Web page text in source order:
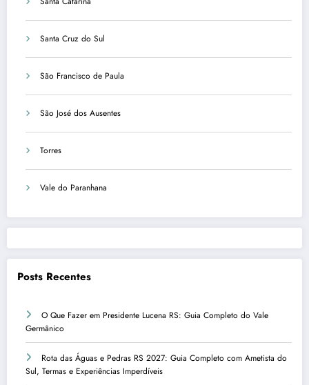
Santa Cruz do Sul
São Francisco de Paula
São José dos Ausentes
Torres
Vale do Paranhana
Posts Recentes
O Que Fazer em Presidente Lucena RS: Guia Completo do Vale
Germânico
Rota das Águas e Pedras RS 2027: Guia Completo com Ametista do
Sul, Termas e Experiências Imperdíveis